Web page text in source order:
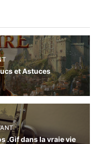
et Astuces
.Gif dans la vraie vie